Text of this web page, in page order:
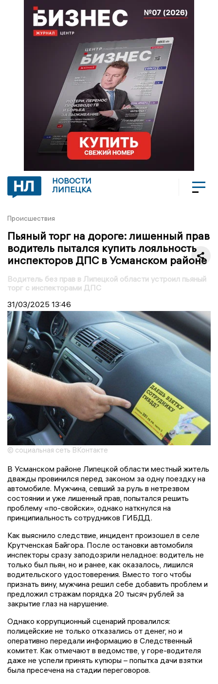
НОВОСТИ
ЛИПЕЦКА
Происшествия
Пьяный торг на дороге: лишенный прав
водитель пытался купить лояльность
инспекторов ДПС в Усманском районе
Водитель без прав в Липецкой области устроил пьяный
торг с инспекторами ДПС
31/03/2025 13:46
© социальная сеть ВКонтакте
В Усманском районе Липецкой области местный житель
дважды провинился перед законом за одну поездку на
автомобиле. Мужчина, севший за руль в нетрезвом
состоянии и уже лишенный прав, попытался решить
проблему «по-свойски», однако наткнулся на
принципиальность сотрудников ГИБДД.
Как выяснило следствие, инцидент произошел в селе
Крутченская Байгора. После остановки автомобиля
инспекторы сразу заподозрили неладное: водитель не
только был пьян, но и ранее, как оказалось, лишился
водительского удостоверения. Вместо того чтобы
признать вину, мужчина решил себе добавить проблем и
предложил стражам порядка 20 тысяч рублей за
закрытие глаз на нарушение.
Однако коррупционный сценарий провалился:
полицейские не только отказались от денег, но и
оперативно передали информацию в Следственный
комитет. Как отмечают в ведомстве, у горе-водителя
даже не успели принять купюры – попытка дачи взятки
была пресечена на стадии переговоров.